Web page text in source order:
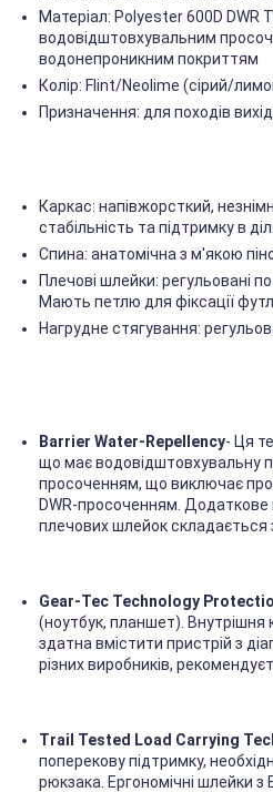
Матеріал: Polyester 600D DWR
водовідштовхувальним
водонепроникним покриттям
Колір: Flint/Neolime (сірий/
Призначення: для походів
Каркас: напівжорсткий,
стабільність та підтримку в
Спина: анатомічна з м'якою
Плечові шлейки: регульовані
Мають петлю для фіксації
Нагрудне стягування:
Barrier Water-Repellency- Ця
що має водовідштовхувальну
просоченням, що виключає
DWR-просоченням.
плечових шлейок складається
Gear-Tec Technology
(ноутбук, планшет). Внутрішня
здатна вмістити пристрій з
різних виробників,
Trail Tested Load Carrying
поперекову підтримку,
рюкзака. Ергономічні шлейки